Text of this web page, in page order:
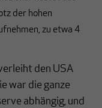
der hohen
zu etwa 4
den USA
war die ganze
abhängig, und